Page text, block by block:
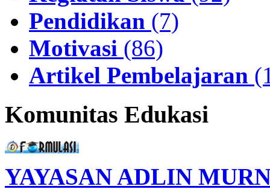
Pendidikan (7)
Motivasi (86)
Artikel Pembelajaran
Komunitas Edukasi
YAYASAN ADLIN